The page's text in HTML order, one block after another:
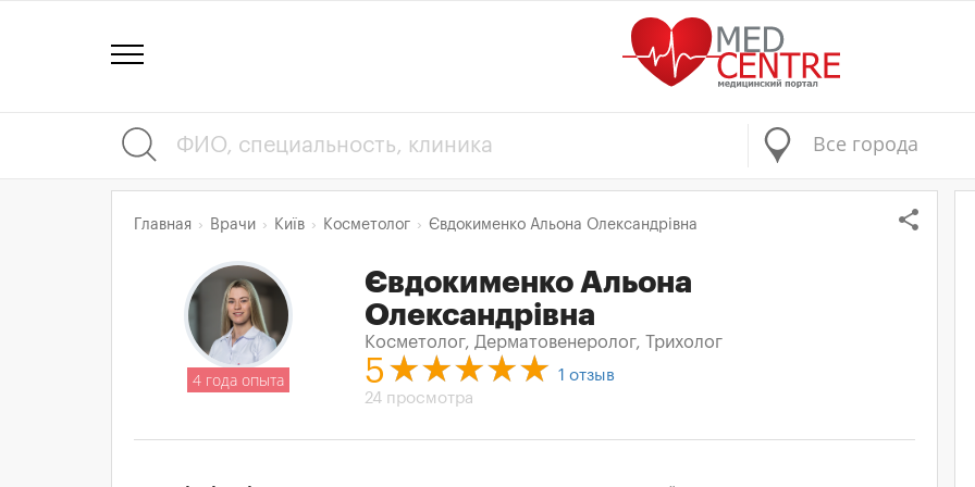
Все города
Главная Врачи Київ Косметолог Євдокименко Альона Олександрівна
4 года опыта
Євдокименко Альона
Олександрівна
Косметолог, Дерматовенеролог, Трихолог
5 1 отзыв
24 просмотра
share